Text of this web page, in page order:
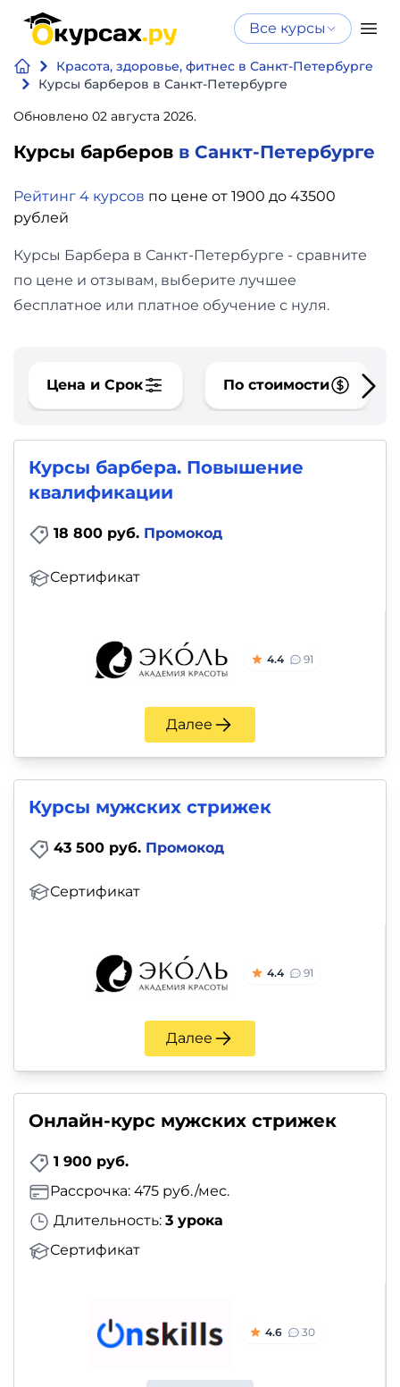
Все курсы
Красота, здоровье, фитнес в Санкт-Петербурге
Курсы барберов в Санкт-Петербурге
Обновлено 02 августа 2026.
Курсы барберов в Санкт-Петербурге
Рейтинг 4 курсов по цене от 1900 до 43500
рублей
Курсы Барбера в Санкт-Петербурге - сравните
по цене и отзывам, выберите лучшее
бесплатное или платное обучение с нуля.
Цена и Срок По стоимости
Курсы барбера. Повышение
квалификации
18 800 руб. Промокод
Сертификат
4.4 91
Далее
Курсы мужских стрижек
43 500 руб. Промокод
Сертификат
4.4 91
Далее
Онлайн-курс мужских стрижек
1 900 руб.
Длительность: 3 урока
Сертификат
Рассрочка: 475 руб./мес.
4.6 30
Нейросеть
и ИИ
Программирование
и
Дизайн
Видео,
фото,
Маркетинг
Иностранный
Красота,
здоровье,
Психология
и
саморазвитие
Прочее
Тесты
профориентацию
Нейросеть и ИИ
интеллекту
Бесплатно